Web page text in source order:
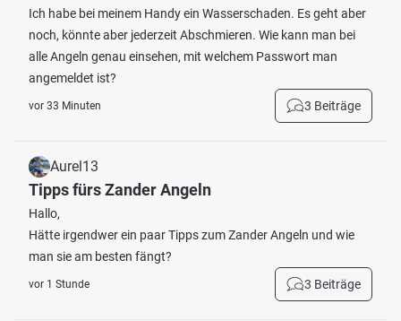
Ich habe bei meinem Handy ein Wasserschaden. Es geht aber
noch, könnte aber jederzeit Abschmieren. Wie kann man bei
alle Angeln genau einsehen, mit welchem Passwort man
angemeldet ist?
vor 33 Minuten 3 Beiträge
Aurel13
Tipps fürs Zander Angeln
Hallo,
Hätte irgendwer ein paar Tipps zum Zander Angeln und wie
man sie am besten fängt?
vor 1 Stunde 3 Beiträge